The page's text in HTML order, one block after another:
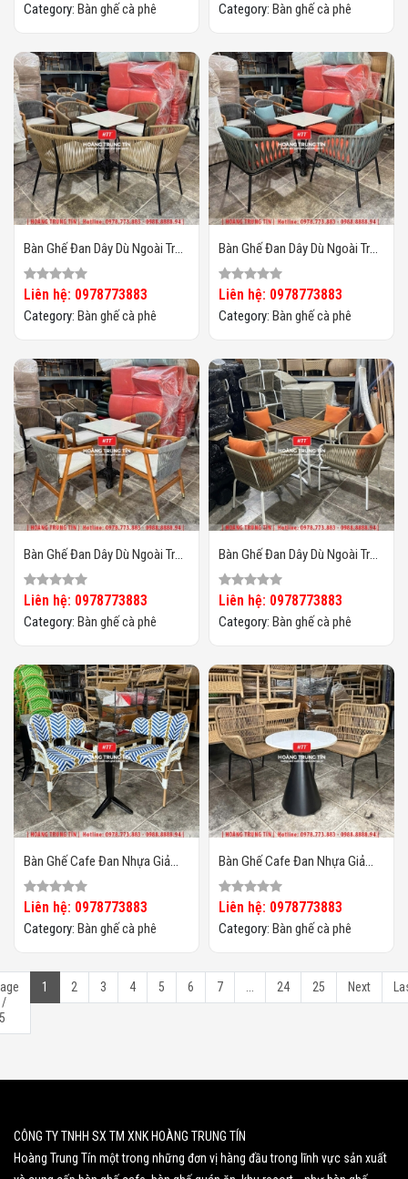
Category: Bàn ghế cà phê Category: Bàn ghế cà phê
Bàn Ghế Đan Dây Dù Ngoài Trời
HTT04
Liên hệ: 0978773883
Category: Bàn ghế cà phê
Bàn Ghế Đan Dây Dù Ngoài Trời
HTT03
Liên hệ: 0978773883
Category: Bàn ghế cà phê
Bàn Ghế Đan Dây Dù Ngoài Trời
HTT02
Liên hệ: 0978773883
Category: Bàn ghế cà phê
Bàn Ghế Đan Dây Dù Ngoài Trời
HTT01
Liên hệ: 0978773883
Category: Bàn ghế cà phê
Bàn Ghế Cafe Đan Nhựa Giả
Mây HTT-066
Liên hệ: 0978773883
Category: Bàn ghế cà phê
Bàn Ghế Cafe Đan Nhựa Giả
Mây HTT-065
Liên hệ: 0978773883
Category: Bàn ghế cà phê
/
1 2 3 4 5 6 7 24 25 Next
CÔNG TY TNHH SX TM XNK HOÀNG TRUNG TÍN
Hoàng Trung Tín một trong những đơn vị hàng đầu trong lĩnh vực sản xuất